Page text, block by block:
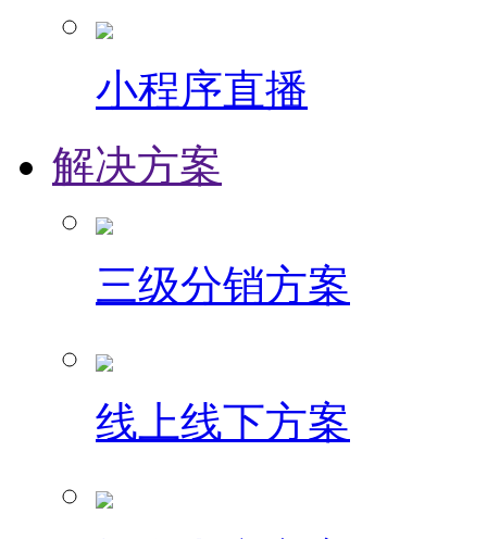
小程序直播
解决方案
三级分销方案
线上线下方案